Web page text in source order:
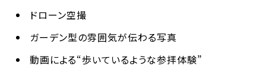
ドローン空撮
ガーデン型の雰囲気が伝わる写真
動画による“歩いているような参拝体験”